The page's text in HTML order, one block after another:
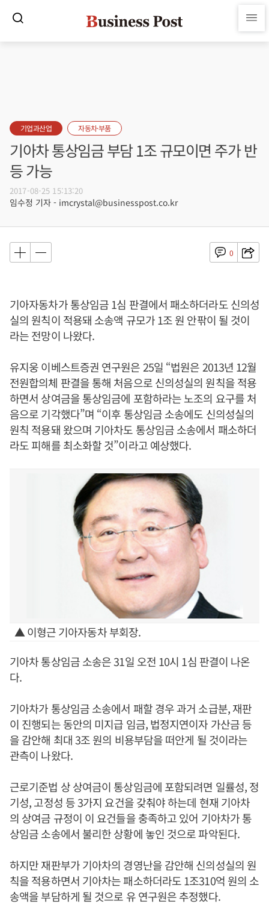
기업과산업 자동차·부품
기아차 통상임금 부담 1조 규모이면 주가 반
등 가능
2017-08-25 15:13:20
임수정 기자 - imcrystal@businesspost.co.kr
0
기아자동차가 통상임금 1심 판결에서 패소하더라도 신의성
실의 원칙이 적용돼 소송액 규모가 1조 원 안팎이 될 것이
라는 전망이 나왔다.
유지웅 이베스트증권 연구원은 25일 “법원은 2013년 12월
전원합의체 판결을 통해 처음으로 신의성실의 원칙을 적용
하면서 상여금을 통상임금에 포함하라는 노조의 요구를 처
음으로 기각했다”며 “이후 통상임금 소송에도 신의성실의
원칙 적용돼 왔으며 기아차도 통상임금 소송에서 패소하더
라도 피해를 최소화할 것”이라고 예상했다.
▲ 이형근 기아자동차 부회장.
기아차 통상임금 소송은 31일 오전 10시 1심 판결이 나온
다.
기아차가 통상임금 소송에서 패할 경우 과거 소급분, 재판
이 진행되는 동안의 미지급 임금, 법정지연이자 가산금 등
을 감안해 최대 3조 원의 비용부담을 떠안게 될 것이라는
관측이 나왔다.
근로기준법 상 상여금이 통상임금에 포함되려면 일률성, 정
기성, 고정성 등 3가지 요건을 갖춰야 하는데 현재 기아차
의 상여금 규정이 이 요건들을 충족하고 있어 기아차가 통
상임금 소송에서 불리한 상황에 놓인 것으로 파악된다.
하지만 재판부가 기아차의 경영난을 감안해 신의성실의 원
칙을 적용하면서 기아차는 패소하더라도 1조310억 원의 소
송액을 부담하게 될 것으로 유 연구원은 추정했다.